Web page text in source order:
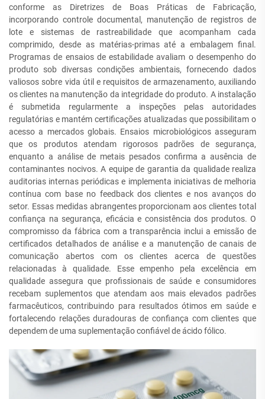
conforme as Diretrizes de Boas Práticas de Fabricação,
incorporando controle documental, manutenção de registros de
lote e sistemas de rastreabilidade que acompanham cada
comprimido, desde as matérias-primas até a embalagem final.
Programas de ensaios de estabilidade avaliam o desempenho do
produto sob diversas condições ambientais, fornecendo dados
valiosos sobre vida útil e requisitos de armazenamento, auxiliando
os clientes na manutenção da integridade do produto. A instalação
é submetida regularmente a inspeções pelas autoridades
regulatórias e mantém certificações atualizadas que possibilitam o
acesso a mercados globais. Ensaios microbiológicos asseguram
que os produtos atendam rigorosos padrões de segurança,
enquanto a análise de metais pesados confirma a ausência de
contaminantes nocivos. A equipe de garantia da qualidade realiza
auditorias internas periódicas e implementa iniciativas de melhoria
contínua com base no feedback dos clientes e nos avanços do
setor. Essas medidas abrangentes proporcionam aos clientes total
confiança na segurança, eficácia e consistência dos produtos. O
compromisso da fábrica com a transparência inclui a emissão de
certificados detalhados de análise e a manutenção de canais de
comunicação abertos com os clientes acerca de questões
relacionadas à qualidade. Esse empenho pela excelência em
qualidade assegura que profissionais de saúde e consumidores
recebam suplementos que atendam aos mais elevados padrões
farmacêuticos, contribuindo para resultados ótimos em saúde e
fortalecendo relações duradouras de confiança com clientes que
dependem de uma suplementação confiável de ácido fólico.